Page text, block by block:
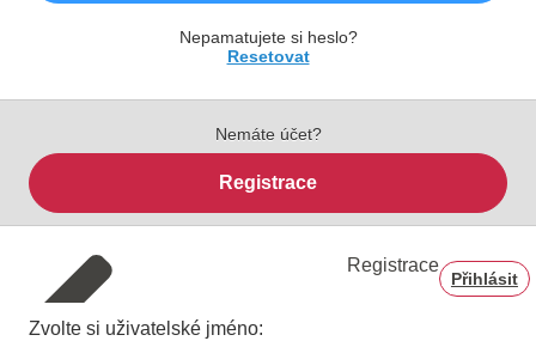
Nepamatujete si heslo?
Resetovat
Nemáte účet?
Registrace
Registrace
Přihlásit
Zvolte si uživatelské jméno: